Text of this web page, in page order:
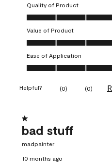
Quality of Product
Quality of Product, 5.0 out of 5
Value of Product
Value of Product, 5.0 out of 5
Ease of Application
Ease of Application, 5.0 out of
Helpful? (0) (0)
1 out of 5 stars.
bad stuff
madpainter
10 months ago